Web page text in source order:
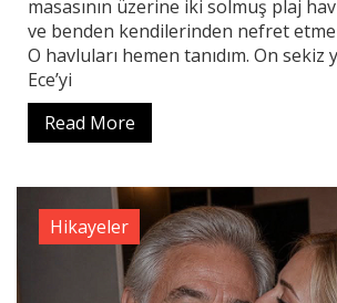
masasının üzerine iki solmuş plaj
ve benden kendilerinden nefret
O havluları hemen tanıdım. On sekiz
Ece’yi
Read More
Hikayeler